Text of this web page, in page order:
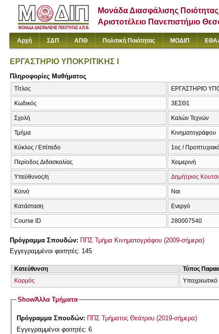
Μονάδα Διασφάλισης Ποιότητας
Αριστοτέλειο Πανεπιστήμιο
Αρχή ΣΔΠ ΑΠΘ Πολιτική Ποιότητας ΜΟΔΙΠ
ΕΡΓΑΣΤΗΡΙΟ ΥΠΟΚΡΙΤΙΚΗΣ Ι
Πληροφορίες Μαθήματος
Τίτλος ΕΡΓΑΣΤΗΡΙΟ
Κωδικός 3ΕΣΘ1
Σχολή Καλών Τεχνών
Τμήμα Κινηματογράφου
Κύκλος / Επίπεδο 1ος /
Περίοδος Διδασκαλίας Χειμερινή
Υπεύθυνος/η Δημήτριος
Κοινό Ναι
Κατάσταση Ενεργό
Course ID 280007540
Πρόγραμμα Σπουδών: ΠΠΣ Τμήμα Κινηματογράφου (2009-σήμερα)
Εγγεγραμμένοι φοιτητές: 145
Κατεύθυνση
Τύπος
Κορμός
Υποχρεωτικό
ShowΆλλα Τμήματα
Πρόγραμμα Σπουδών: ΠΠΣ Τμήματος Θεάτρου (2019-σήμερα)
Εγγεγραμμένοι φοιτητές: 6